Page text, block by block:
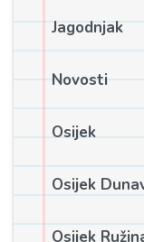
Jagodnjak
Novosti
Osijek
Osijek
Osijek